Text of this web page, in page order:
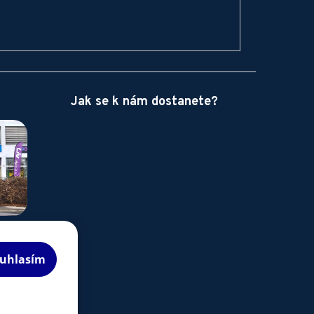
Jak se k nám dostanete?